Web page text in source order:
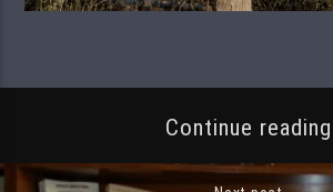
Continue reading